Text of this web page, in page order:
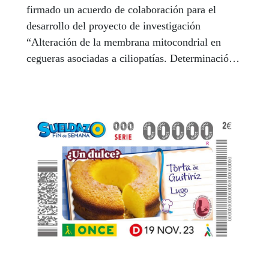
firmado un acuerdo de colaboración para el
desarrollo del proyecto de investigación
“Alteración de la membrana mitocondrial en
cegueras asociadas a ciliopatías. Determinación
CINBIO, de la Universidade de Vigo y
responsable del Laboratorio de Enfermedades